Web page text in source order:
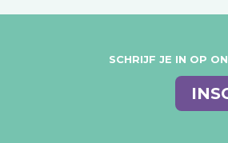
SCHRIJF JE IN OP
mail